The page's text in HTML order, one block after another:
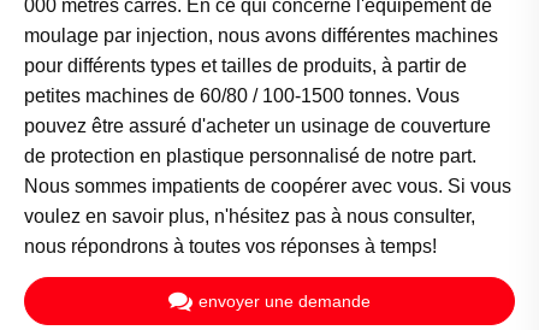
000 mètres carrés. En ce qui concerne l'équipement de
moulage par injection, nous avons différentes machines
pour différents types et tailles de produits, à partir de
petites machines de 60/80 / 100-1500 tonnes. Vous
pouvez être assuré d'acheter un usinage de couverture
de protection en plastique personnalisé de notre part.
Nous sommes impatients de coopérer avec vous. Si vous
voulez en savoir plus, n'hésitez pas à nous consulter,
nous répondrons à toutes vos réponses à temps!
envoyer une demande